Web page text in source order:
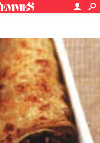
Crêpe salée originale